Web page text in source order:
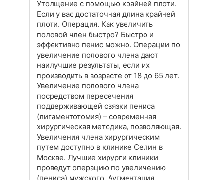
Утолщение с помощью крайней плоти.
Если у вас достаточная длина крайней
плоти. Операция. Как увеличить
половой член быстро? Быстро и
эффективно пенис можно. Операции по
увеличение полового члена дают
наилучшие результаты, если их
производить в возрасте от 18 до 65 лет.
Увеличение полового члена
посредством пересечения
поддерживающей связки пениса
(лигаментотомия) – современная
хирургическая методика, позволяющая.
Увеличения члена хирургическим
путем доступно в клинике Селин в
Москве. Лучшие хирурги клиники
проведут операцию по увеличению
(пениса) мужского. Аугментация